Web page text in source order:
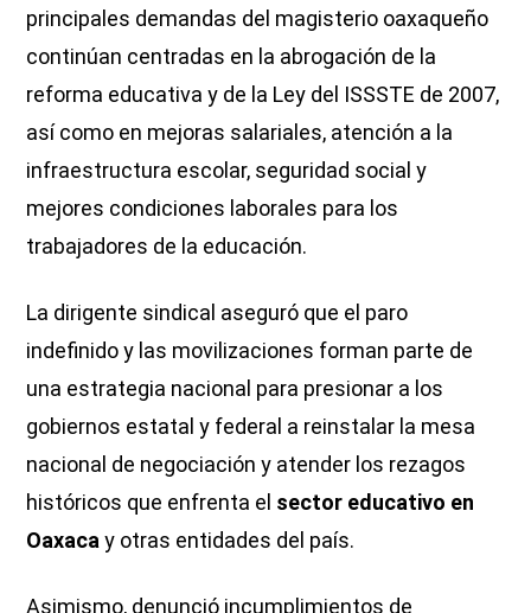
principales demandas del magisterio oaxaqueño
continúan centradas en la abrogación de la
reforma educativa y de la Ley del ISSSTE de 2007,
así como en mejoras salariales, atención a la
infraestructura escolar, seguridad social y
mejores condiciones laborales para los
trabajadores de la educación.
La dirigente sindical aseguró que el paro
indefinido y las movilizaciones forman parte de
una estrategia nacional para presionar a los
gobiernos estatal y federal a reinstalar la mesa
nacional de negociación y atender los rezagos
históricos que enfrenta el sector educativo en
Oaxacay otras entidades del país.
Asimismo, denunció incumplimientos de